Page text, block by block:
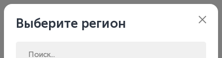
Москва
Выберите регион